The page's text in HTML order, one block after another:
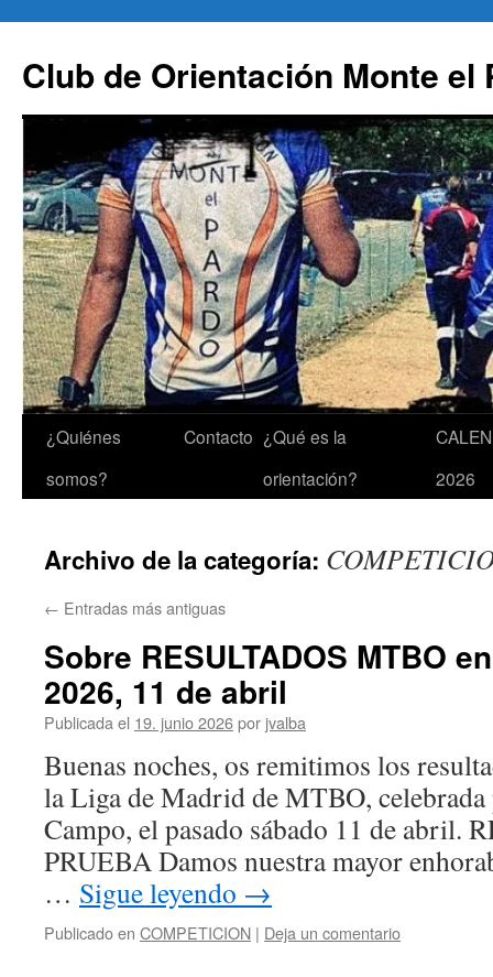
contenido
Club de Orientación Monte el
¿Quiénes
somos?
Contacto ¿Qué es la
orientación?
2026
Archivo de la categoría:
← Entradas más antiguas
Sobre RESULTADOS MTBO
2026, 11 de abril
Publicada el 19. junio 2026por jvalba
Buenas noches, os remitimos los
la Liga de Madrid de MTBO, celebrada
Campo, el pasado sábado 11 de abril.
PRUEBA Damos nuestra mayor
… Sigue leyendo →
Publicado en COMPETICION | Deja un comentario